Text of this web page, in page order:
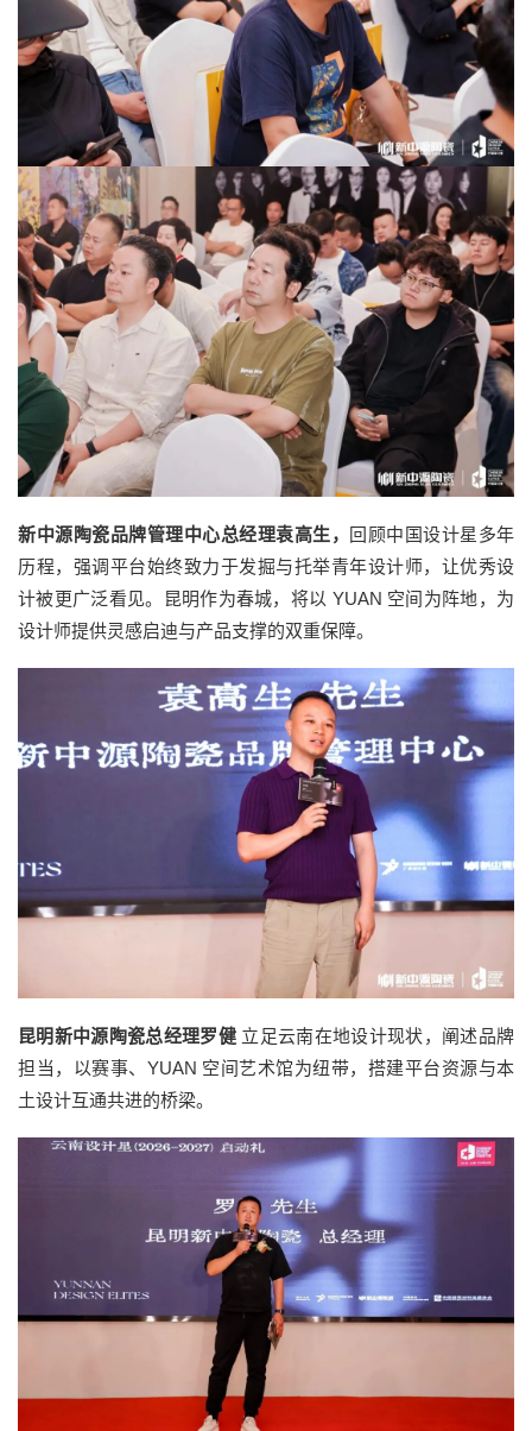
新中源陶瓷品牌管理中心总经理袁高生，
回顾中国设计星多年
历程，强调平台始终致力于发掘与托举青年设计师，让优秀设
计被更广泛看见。昆明作为春城，将以 YUAN 空间为阵地，为
设计师提供灵感启迪与产品支撑的双重保障。
昆明新中源陶瓷总经理罗健 立足云南在地设计现状，阐述品牌
担当，以赛事、YUAN 空间艺术馆为纽带，搭建平台资源与本
土设计互通共进的桥梁。